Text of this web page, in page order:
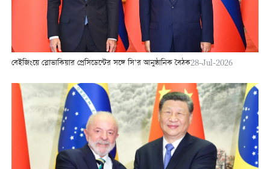
বেইজিংয়ে স্লোভাকিয়ার প্রেসিডেন্টের সঙ্গে সি’র আনুষ্ঠানিক বৈঠক28-Jul-2026